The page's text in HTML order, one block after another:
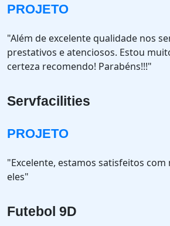
PROJETO
"Além de excelente qualidade nos
prestativos e atenciosos. Estou
certeza recomendo! Parabéns!!!"
Servfacilities
PROJETO
"Excelente, estamos satisfeitos
eles"
Futebol 9D